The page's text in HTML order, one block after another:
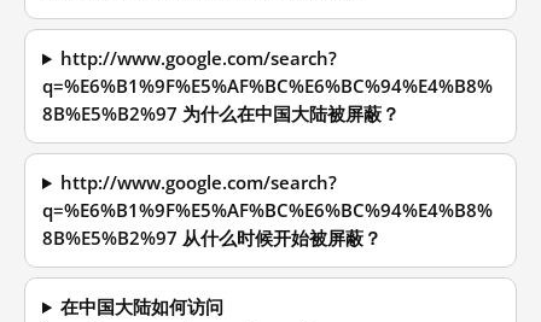
http://www.google.com/search?
q=%E6%B1%9F%E5%AF%BC%E6%BC%94%E4%B8%
8B%E5%B2%97 为什么在中国大陆被屏蔽？
http://www.google.com/search?
q=%E6%B1%9F%E5%AF%BC%E6%BC%94%E4%B8%
8B%E5%B2%97 从什么时候开始被屏蔽？
在中国大陆如何访问